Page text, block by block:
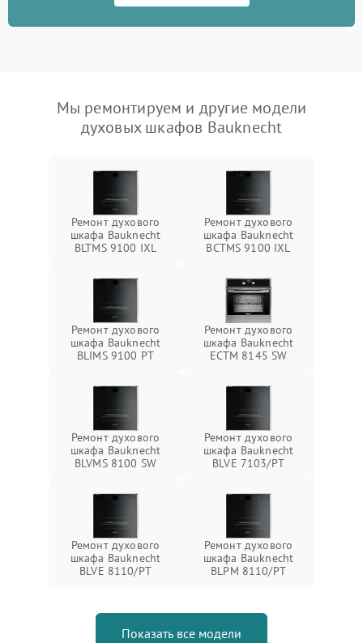
Мы ремонтируем и другие модели
духовых шкафов Bauknecht
Ремонт духового
шкафа Bauknecht
BLTMS 9100 IXL
Ремонт духового
шкафа Bauknecht
BCTMS 9100 IXL
Ремонт духового
шкафа Bauknecht
BLIMS 9100 PT
Ремонт духового
шкафа Bauknecht
ECTM 8145 SW
Ремонт духового
шкафа Bauknecht
BLVMS 8100 SW
Ремонт духового
шкафа Bauknecht
BLVE 7103/PT
Ремонт духового
шкафа Bauknecht
BLVE 8110/PT
Ремонт духового
шкафа Bauknecht
BLPM 8110/PT
Показать все модели